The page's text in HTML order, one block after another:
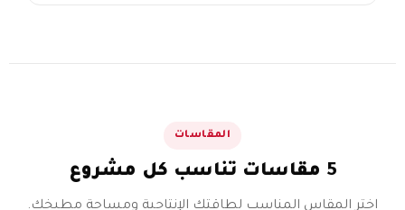
المقاسات
5 مقاسات تناسب كل مشروع
اختر المقاس المناسب لطاقتك الإنتاجية ومساحة مطبخك.